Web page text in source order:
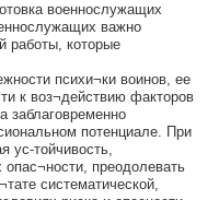
военнослужащих
важно
работы, которые
психи¬ки воинов, ее
к воз¬действию факторов
заблаговременно
потенциале. При
ус-тойчивость,
опас¬ности, преодолевать
систематической,